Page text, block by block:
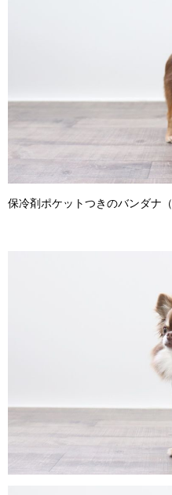
保冷剤ポケットつきのバンダナ（